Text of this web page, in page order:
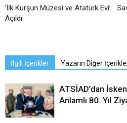
‘İlk Kurşun Müzesi ve Atatürk Evi’
Açıldı
İlgili İçerikler Yazarın Diğer
ATSİAD’dan
Anlamlı 80. Yıl